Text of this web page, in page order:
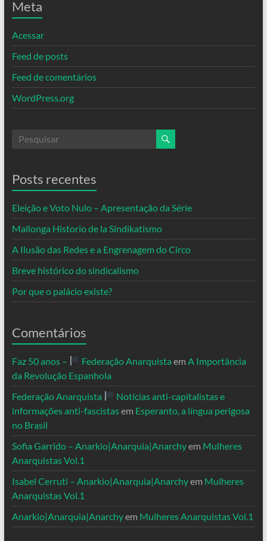
Meta
Acessar
Feed de posts
Feed de comentários
WordPress.org
Posts recentes
Eleição e Voto Nulo – Apresentação da Série
Mallonga Historio de la Sindikatismo
A Ilusão das Redes e a Engrenagem do Circo
Breve histórico do sindicalismo
Por que o palácio existe?
Comentários
Faz 50 anos – Federação Anarquista em A Importância
da Revolução Espanhola
Federação Anarquista
Notícias anti-capitalistas e
informações anti-fascistasem Esperanto, a língua perigosa
no Brasil
Sofia Garrido – Anarkio|Anarquia|Anarchyem Mulheres
Anarquistas Vol.1
Isabel Cerruti – Anarkio|Anarquia|Anarchyem Mulheres
Anarquistas Vol.1
Anarkio|Anarquia|Anarchyem Mulheres Anarquistas Vol.1